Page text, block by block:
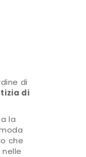
di
di
la
che